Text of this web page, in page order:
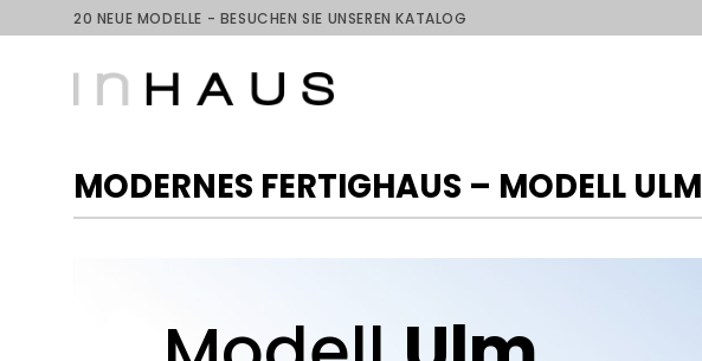
to
20 NEUE MODELLE - BESUCHEN SIE UNSEREN KATALOG
MODERNES FERTIGHAUS – MODELL ULM